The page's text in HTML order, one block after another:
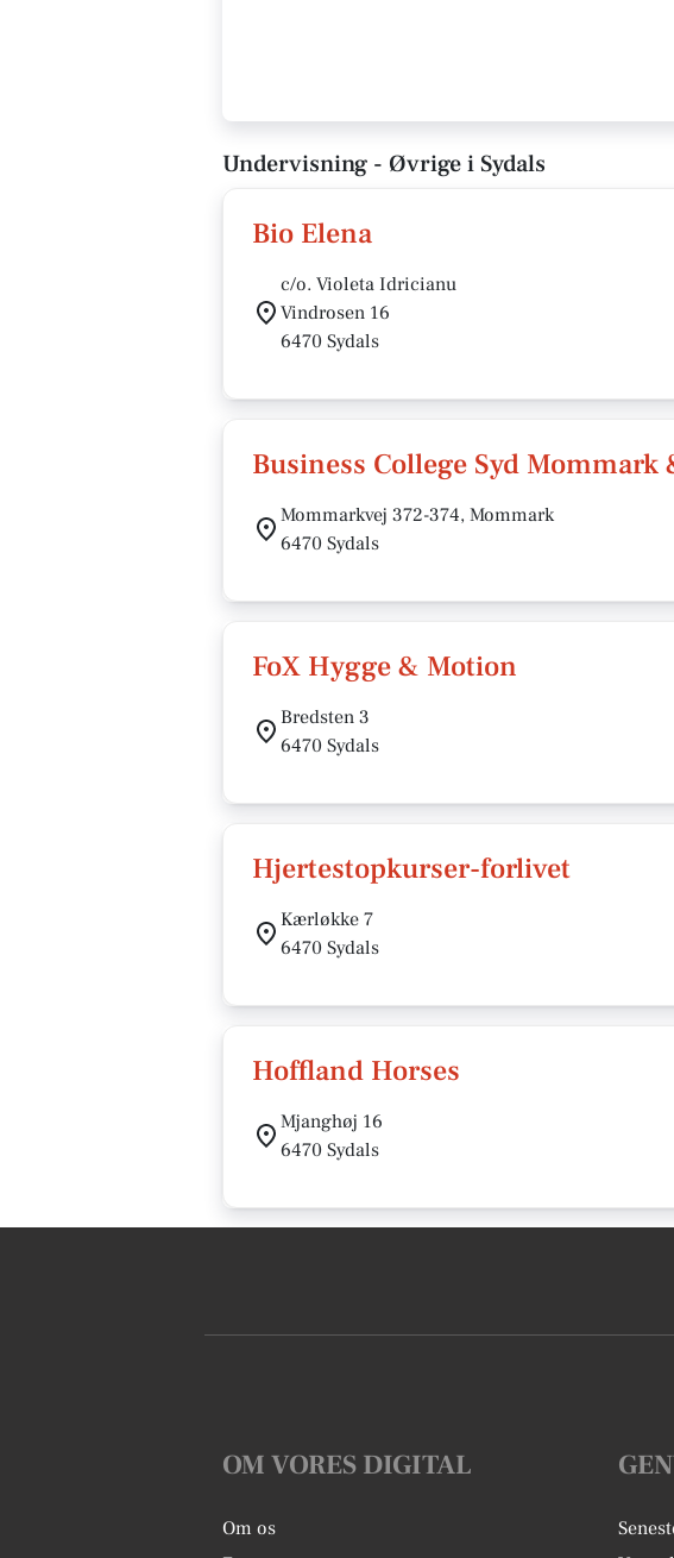
Undervisning - Øvrige i Sydals
Bio Elena
c/o. Violeta Idricianu
Vindrosen 16
6470 Sydals
Business College Syd
Mommarkvej 372-374, Mommark
6470 Sydals
FoX Hygge & Motion
Bredsten 3
6470 Sydals
Hjertestopkurser-forlivet
Kærløkke 7
6470 Sydals
Hoffland Horses
Mjanghøj 16
6470 Sydals
OM VORES DIGITAL
Om os